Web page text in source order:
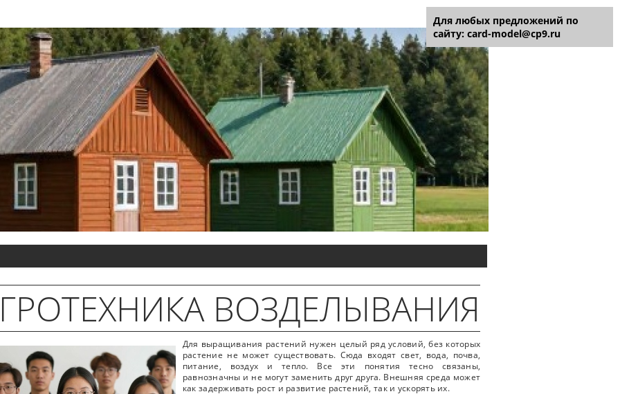
ВОЗДЕЛЫВАНИЯ
Для выращивания растений нужен целый ряд условий, без которых
растение не может существовать. Сюда входят свет, вода, почва,
питание, воздух и тепло. Все эти понятия тесно связаны,
равнозначны и не могут заменить друг друга. Внешняя среда может
как задерживать рост и развитие растений, так и ускорять их.
Для любых предложений по
сайту: card-model@cp9.ru